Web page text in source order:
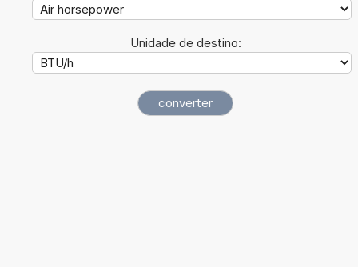
Unidade de destino: